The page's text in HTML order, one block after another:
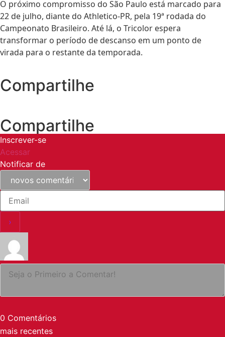
O próximo compromisso do São Paulo está marcado para
22 de julho, diante do Athletico-PR, pela 19ª rodada do
Campeonato Brasileiro. Até lá, o Tricolor espera
transformar o período de descanso em um ponto de
virada para o restante da temporada.
Compartilhe
Compartilhe
Inscrever-se
Acessar
Notificar de
0 Comentários
mais recentes